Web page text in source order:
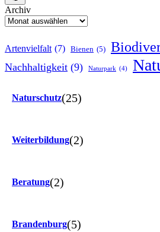
Archiv
Artenvielfalt (7) Bienen (5)
Nachhaltigkeit (9) Naturpark (4)
Naturschutz(25)
Weiterbildung(2)
Beratung(2)
Brandenburg(5)